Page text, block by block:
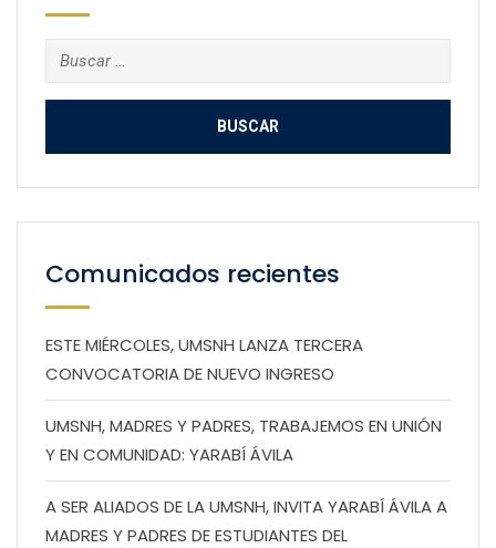
Buscar:
Comunicados recientes
ESTE MIÉRCOLES, UMSNH LANZA TERCERA
CONVOCATORIA DE NUEVO INGRESO
UMSNH, MADRES Y PADRES, TRABAJEMOS EN UNIÓN
Y EN COMUNIDAD: YARABÍ ÁVILA
A SER ALIADOS DE LA UMSNH, INVITA YARABÍ ÁVILA A
MADRES Y PADRES DE ESTUDIANTES DEL